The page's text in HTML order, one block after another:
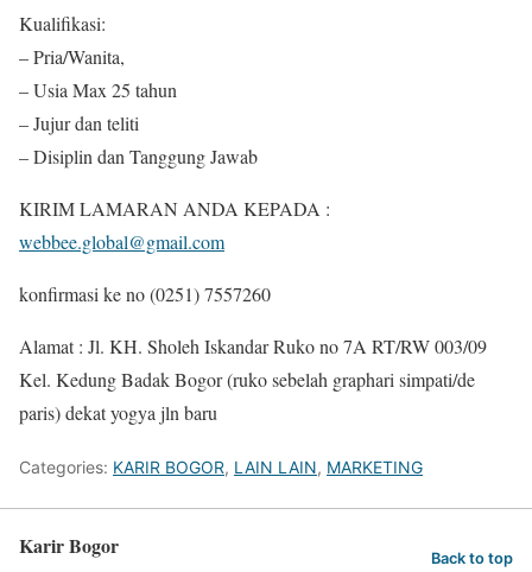
Kualifikasi:
– Pria/Wanita,
– Usia Max 25 tahun
– Jujur dan teliti
– Disiplin dan Tanggung Jawab
KIRIM LAMARAN ANDA KEPADA :
webbee.global@gmail.com
konfirmasi ke no (0251) 7557260
Alamat : Jl. KH. Sholeh Iskandar Ruko no 7A RT/RW 003/09
Kel. Kedung Badak Bogor (ruko sebelah graphari simpati/de
paris) dekat yogya jln baru
Categories: KARIR BOGOR, LAIN LAIN, MARKETING
Karir Bogor Back to top